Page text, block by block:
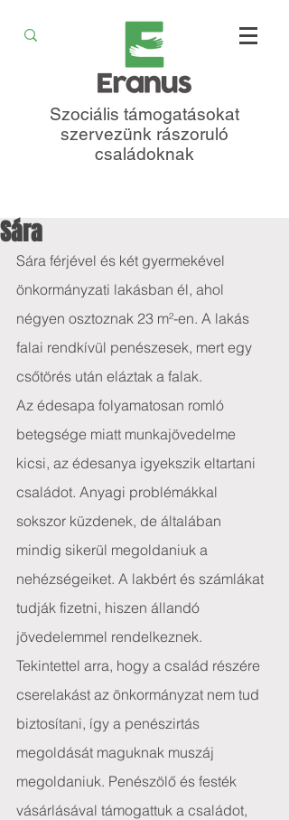
Szociális támogatásokat
szervezünk rászoruló
családoknak
Sára
Sára férjével és két gyermekével
önkormányzati lakásban él, ahol
négyen osztoznak 23 m²-en. A lakás
falai rendkívül penészesek, mert egy
csőtörés után eláztak a falak.
Az édesapa folyamatosan romló
betegsége miatt munkajövedelme
kicsi, az édesanya igyekszik eltartani
családot. Anyagi problémákkal
sokszor küzdenek, de általában
mindig sikerül megoldaniuk a
nehézségeiket. A lakbért és számlákat
tudják fizetni, hiszen állandó
jövedelemmel rendelkeznek.
Tekintettel arra, hogy a család részére
cserelakást az önkormányzat nem tud
biztosítani, így a penészirtás
megoldását maguknak muszáj
megoldaniuk. Penészölő és festék
vásárlásával támogattuk a családot,